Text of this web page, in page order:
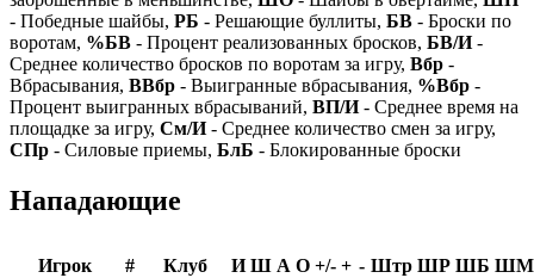
- Победные шайбы, РБ - Решающие буллиты, БВ - Броски по
воротам, %БВ - Процент реализованных бросков, БВ/И-
Среднее количество бросков по воротам за игру, Вбр -
Вбрасывания, ВВбр - Выигранные вбрасывания, %Вбр -
Процент выигранных вбрасываний, ВП/И- Среднее время на
площадке за игру, См/И- Среднее количество смен за игру,
СПр - Силовые приемы, БлБ - Блокированные броски
Нападающие
Игрок # Клуб И Ш А О +/- + - Штр ШР ШБ ШМ